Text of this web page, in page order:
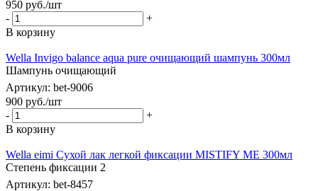
950 руб./шт
-
+
В корзину
Wella Invigo balance aqua pure очищающий шампунь 300мл
Шампунь очищающий
Артикул: bet-9006
900 руб./шт
-
+
В корзину
Wella eimi Сухой лак легкой фиксации MISTIFY ME 300мл
Cтепень фиксации 2
Артикул: bet-8457